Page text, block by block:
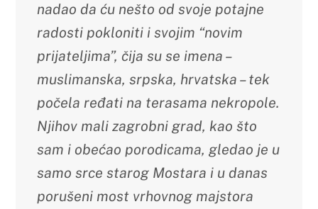
nadao da ću nešto od svoje potajne
radosti pokloniti i svojim “novim
prijateljima”, čija su se imena –
muslimanska, srpska, hrvatska – tek
počela ređati na terasama nekropole.
Njihov mali zagrobni grad, kao što
sam i obećao porodicama, gledao je u
samo srce starog Mostara i u danas
porušeni most vrhovnog majstora